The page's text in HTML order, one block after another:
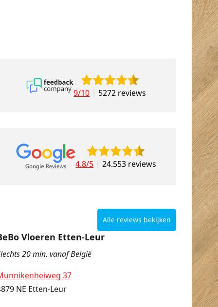
9/10 5272 reviews
4.8/5 24.553 reviews
Alle reviews bekijken
Vloeren Etten-Leur
20 min. vanaf België
37
NE Etten-Leur